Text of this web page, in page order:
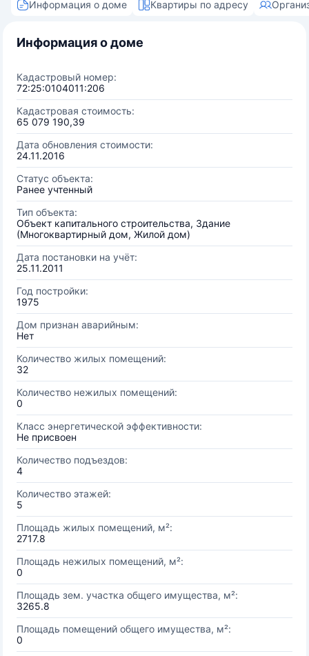
Информация о доме Квартиры по адресу
Информация о доме
Кадастровый номер:
72:25:0104011:206
Кадастровая стоимость:
65 079 190,39
Дата обновления стоимости:
24.11.2016
Статус объекта:
Ранее учтенный
Тип объекта:
Объект капитального строительства, Здание
(Многоквартирный дом, Жилой дом)
Дата постановки на учёт:
25.11.2011
Год постройки:
1975
Дом признан аварийным:
Нет
Количество жилых помещений:
32
Количество нежилых помещений:
0
Класс энергетической эффективности:
Не присвоен
Количество подъездов:
4
Количество этажей:
5
Площадь жилых помещений, м²:
2717.8
Площадь нежилых помещений, м²:
0
Площадь зем. участка общего имущества, м²:
3265.8
Площадь помещений общего имущества, м²:
0